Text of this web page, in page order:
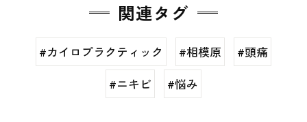
関連タグ
#カイロプラクティック #相模原
#頭痛
#ニキビ
#悩み